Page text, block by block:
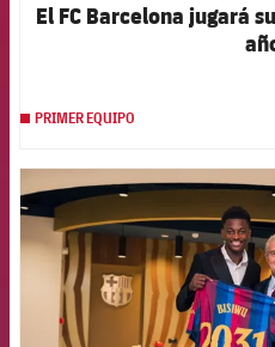
El FC Barcelona jugará
PRIMER EQUIPO